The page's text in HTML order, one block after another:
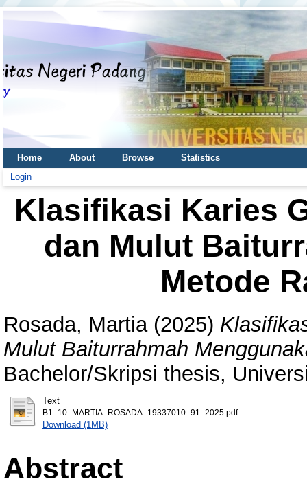
Home About Browse
Statistics
Login
Klasifikasi Karies
dan Mulut
Metode
Rosada, Martia(2025)
Mulut Baiturrahmah
Bachelor/Skripsi thesis,
Text
B1_10_MARTIA_ROSADA_19337010_91_2025.pdf
Download (1MB)
Abstract